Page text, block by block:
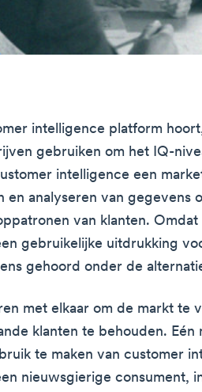
intelligence platform
gebruiken om het IQ-
intelligence een
en analyseren van gegevens
van klanten.
gebruikelijke uitdrukking
gehoord onder de
met elkaar om de markt te
klanten te behouden. Eén
te maken van customer
nieuwsgierige consument,